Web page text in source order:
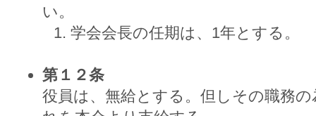
い。
学会会長の任期は、1年とする。
第１２条
役員は、無給とする。但しその職務